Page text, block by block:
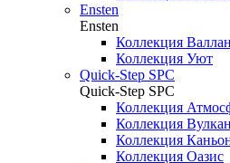
Ensten
Ensten
Коллекция
Коллекция Уют
Quick-Step SPC
Quick-Step SPC
Коллекция
Коллекция Вулкан
Коллекция
Коллекция Оазис